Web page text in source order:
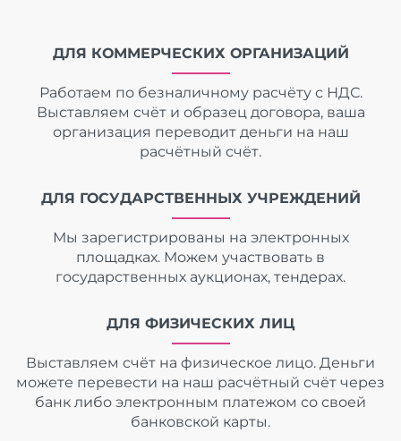
ДЛЯ КОММЕРЧЕСКИХ ОРГАНИЗАЦИЙ
Работаем по безналичному расчёту с НДС.
Выставляем счёт и образец договора, ваша
организация переводит деньги на наш
расчётный счёт.
ДЛЯ ГОСУДАРСТВЕННЫХ УЧРЕЖДЕНИЙ
Мы зарегистрированы на электронных
площадках. Можем участвовать в
государственных аукционах, тендерах.
ДЛЯ ФИЗИЧЕСКИХ ЛИЦ
Выставляем счёт на физическое лицо. Деньги
можете перевести на наш расчётный счёт через
банк либо электронным платежом со своей
банковской карты.